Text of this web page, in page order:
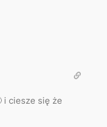
i ciesze się że